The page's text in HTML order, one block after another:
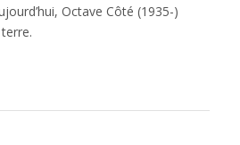
Octave Côté (1935-)